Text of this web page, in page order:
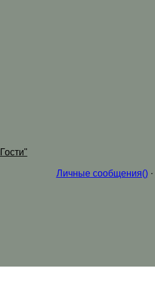
Гости"
Личные сообщения()·